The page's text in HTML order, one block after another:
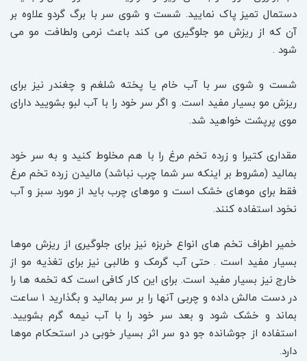
دستمال تمیز پاک نمایید. شست و شوی سر با برگ گردو علاوه بر
آن که از ریزش مو جلوگیری می کند باعث نرمی ولطافت مو می
شود .
شست و شوی سر با آب خام یا پخته شلغم و چغندر نیز برای
ریزش مو بسیار مفید است. و اگر سر خود را با آب لبو بشویید دارای
موی پرپشت خواهید شد.
مقداری کتیرا و زرده تخم مرغ را با هم مخلوط کنید و به سر خود
بمالید (مشروط بر اینکه سر شما چرب نباشد) مالیدن زرده تخم مرغ
فقط برای موهای خشک است و موهای چرب باید از مورد سبز و آب
نخود استفاده کنند.
خمیر اطراف تخم های انواع خربزه نیز برای جلوگیری از ریزش موها
بسیار مفید است . حتی آب گرمک و طالبی نیز برای تغذیه مو از
خارج نیز بسیار مفید است. برای این کار کافی است که تخمه ها را
در دست مالش داده و چربی آنها را بر سر بمالید و بگذارید ۱ ساعت
بماند و خشک شود و بعد سر خود را با آب نیمه گرم بشویید.
استفاده از جوشانده جو دو سر اثر بسیار خوبی در استحکام موها
دارد.